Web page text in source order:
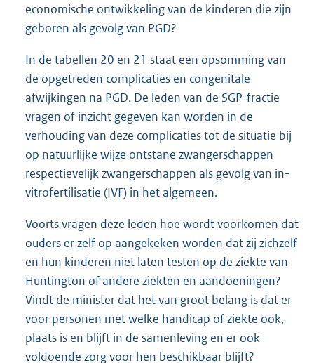
economische ontwikkeling van de kinderen die zijn
geboren als gevolg van PGD?
In de tabellen 20 en 21 staat een opsomming van
de opgetreden complicaties en congenitale
afwijkingen na PGD. De leden van de SGP-fractie
vragen of inzicht gegeven kan worden in de
verhouding van deze complicaties tot de situatie bij
op natuurlijke wijze ontstane zwangerschappen
respectievelijk zwangerschappen als gevolg van in-
vitrofertilisatie (IVF) in het algemeen.
Voorts vragen deze leden hoe wordt voorkomen dat
ouders er zelf op aangekeken worden dat zij zichzelf
en hun kinderen niet laten testen op de ziekte van
Huntington of andere ziekten en aandoeningen?
Vindt de minister dat het van groot belang is dat er
voor personen met welke handicap of ziekte ook,
plaats is en blijft in de samenleving en er ook
voldoende zorg voor hen beschikbaar blijft?